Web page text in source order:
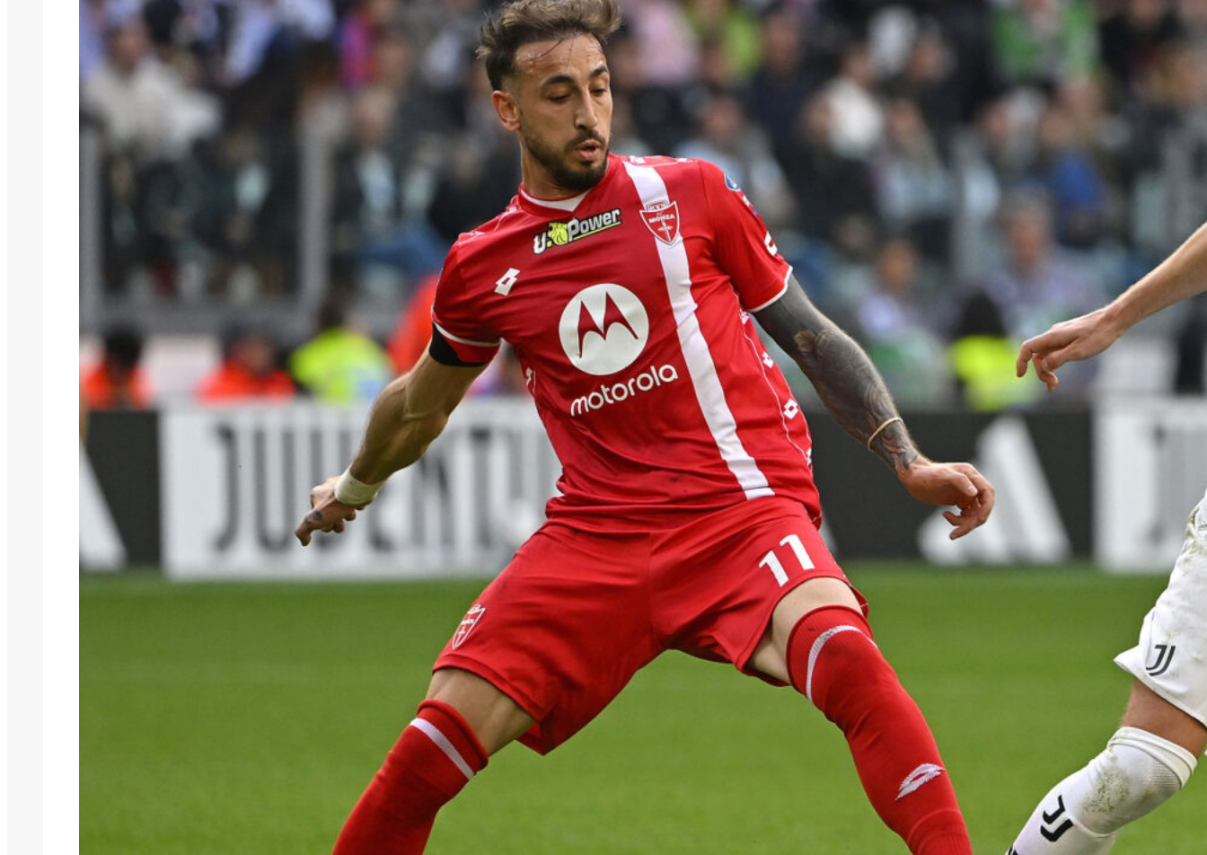
Ripescaggio in Serie B per il Bari: la
speranza è legata alla crisi della Juve
Stabia
28 Maggio 2026
Futuro Bari, Leccese a De Laurentiis:
“Serve un piano industriale serio,
non siamo una seconda squadra”